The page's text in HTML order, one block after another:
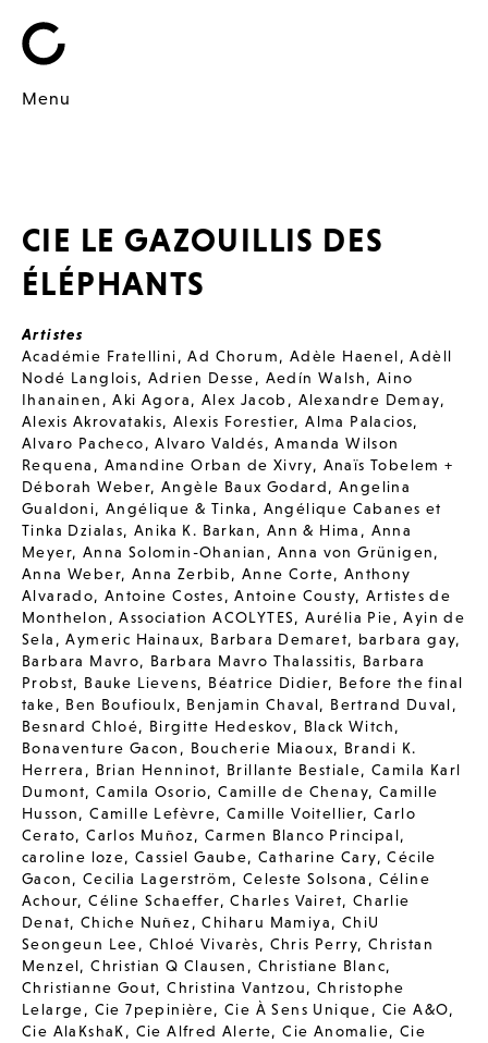
Menu
CIE LE GAZOUILLIS DES
ÉLÉPHANTS
Artistes
Académie Fratellini,Ad Chorum, Adèle Haenel,Adèll
Nodé Langlois,Adrien Desse, Aedín Walsh, Aino
Ihanainen ,Aki Agora, Alex Jacob , Alexandre Demay,
Alexis Akrovatakis,Alexis Forestier,Alma Palacios,
Alvaro Pacheco,Alvaro Valdés,Amanda Wilson
Requena , Amandine Orban de Xivry, Anaïs Tobelem +
Déborah Weber,Angèle Baux Godard,Angelina
Gualdoni,Angélique & Tinka , Angélique Cabanes et
Tinka Dzialas,Anika K. Barkan, Ann & Hima , Anna
Meyer, Anna Solomin-Ohanian , Anna von Grünigen,
Anna Weber, Anna Zerbib,Anne Corte, Anthony
Alvarado,Antoine Costes,Antoine Cousty, Artistes de
Monthelon ,Association ACOLYTES,Aurélia Pie,Ayin de
Sela ,Aymeric Hainaux, Barbara Demaret, barbara gay,
Barbara Mavro, Barbara Mavro Thalassitis, Barbara
Probst, Bauke Lievens, Béatrice Didier, Before the final
take, Ben Boufioulx, Benjamin Chaval, Bertrand Duval,
Besnard Chloé, Birgitte Hedeskov, Black Witch,
Bonaventure Gacon , Boucherie Miaoux, Brandi K.
Herrera , Brian Henninot, Brillante Bestiale,Camila Karl
Dumont,Camila Osorio,Camille de Chenay, Camille
Husson,Camille Lefèvre,Camille Voitellier,Carlo
Cerato,Carlos Muñoz, Carmen Blanco Principal,
caroline loze,Cassiel Gaube,Catharine Cary,Cécile
Gacon, Cecilia Lagerström, Celeste Solsona , Céline
Achour,Céline Schaeffer,Charles Vairet, Charlie
Denat, Chiche Nuñez ,Chiharu Mamiya, ChiU
Seongeun Lee, Chloé Vivarès, Chris Perry, Christan
Menzel,Christian Q Clausen , Christiane Blanc,
Christianne Gout,Christina Vantzou, Christophe
Lelarge, Cie 7pepinière,Cie À Sens Unique, Cie A&O,
Cie AlaKshaK, Cie Alfred Alerte,Cie Anomalie, Cie